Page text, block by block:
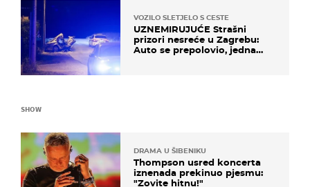
VOZILO SLETJELO S CESTE
UZNEMIRUJUĆE Strašni
prizori nesreće u Zagrebu:
Auto se prepolovio, jedna
SHOW
DRAMA U ŠIBENIKU
Thompson usred koncerta
iznenada prekinuo pjesmu:
"Zovite hitnu!"